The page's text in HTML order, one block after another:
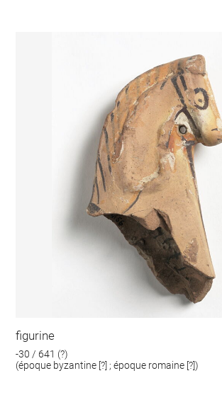
figurine
-30 / 641 (?)
(époque byzantine [?] ; époque romaine [?])